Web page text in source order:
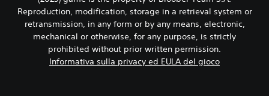
Reproduction, modification, storage in a retrieval system or
retransmission, in any form or by any means, electronic,
mechanical or otherwise, for any purpose, is strictly
prohibited without prior written permission.
Informativa sulla privacy ed EULA del gioco